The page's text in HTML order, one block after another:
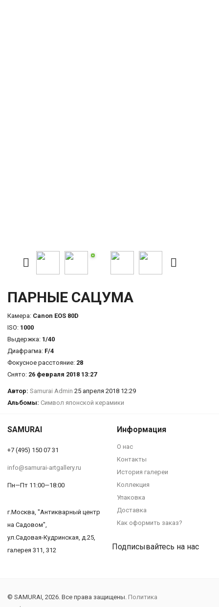
ПАРНЫЕ САЦУМА
Камера: Canon EOS 80D
ISO: 1000
Выдержка: 1/40
Диафрагма: F/4
Фокусное расстояние: 28
Снято: 26 февраля 2018 13:27
Автор: Samurai Admin 25 апреля 2018 12:29
Альбомы: Символ японской керамики
SAMURAI
+7 (495) 150 07 31
info@samurai-artgallery.ru
Пн—Пт 11:00—18:00
г.Москва, "Антикварный центр
на Садовом",
ул.Садовая-Кудринская, д.25,
галерея 311, 312
Информация
О нас
Контакты
История галереи
Коллекция
Упаковка
Доставка
Как оформить заказ?
Подписывайтесь на нас
© SAMURAI, 2026. Все права защищены. Политика